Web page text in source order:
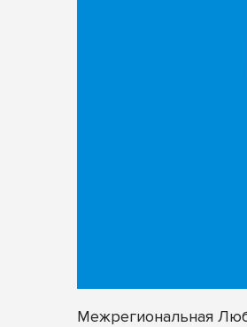
Межрегиональная